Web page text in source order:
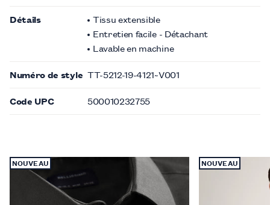
Détails
Tissu extensible
Entretien facile - Détachant
Lavable en machine
Numéro de style TT-5212-19-4121~V001
Code UPC 500010232755
NOUVEAU NOUVEAU